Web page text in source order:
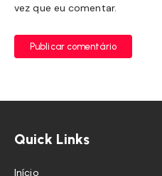
vez que eu comentar.
Publicar comentário
Quick Links
Início